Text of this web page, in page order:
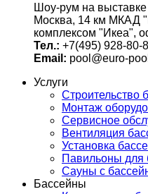
Шоу-рум на
Москва, 14 км МКАД
комплексом "Икеа",
Тел.: +7(495) 928-80-
Email: pool@euro-
Услуги
Строительство
Монтаж
Сервисное
Вентиляция
Установка
Павильоны для
Сауны с
Бассейны